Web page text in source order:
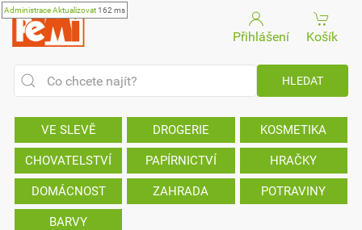
AdministraceAktualizovat162 ms
Přihlášení Košík
VE SLEVĚ DROGERIE KOSMETIKA
CHOVATELSTVÍ PAPÍRNICTVÍ HRAČKY
DOMÁCNOST ZAHRADA POTRAVINY
BARVY